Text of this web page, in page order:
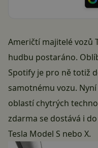
Američtí majitelé vozů
hudbu postaráno.
Spotify je pro ně totiž
samotnému vozu.
oblastí chytrých
zdarma se dostává i
Tesla Model S nebo X.